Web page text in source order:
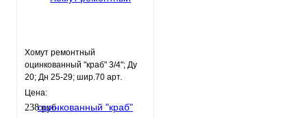
Хомут ремонтный
оцинкованный "краб" 3/4"; Ду
20; Дн 25-29; шир.70 арт.
17002
Цена:
238 руб.